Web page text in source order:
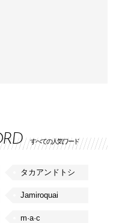
すべての人気ワード
タカアンドトシ
Jamiroquai
m·a·c